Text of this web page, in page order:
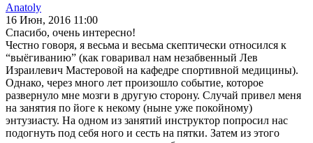
Anatoly
16 Июн, 2016 11:00
Спасибо, очень интересно!
Честно говоря, я весьма и весьма скептически относился к
“выёгиванию” (как говаривал нам незабвенный Лев
Израилевич Мастеровой на кафедре спортивной медицины).
Однако, через много лет произошло событие, которое
развернуло мне мозги в другую сторону. Случай привел меня
на занятия по йоге к некому (ныне уже покойному)
энтузиасту. На одном из занятий инструктор попросил нас
подогнуть под себя ного и сесть на пятки. Затем из этого